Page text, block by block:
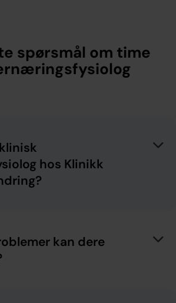
spørsmål om time
hos Klinikk
kan dere